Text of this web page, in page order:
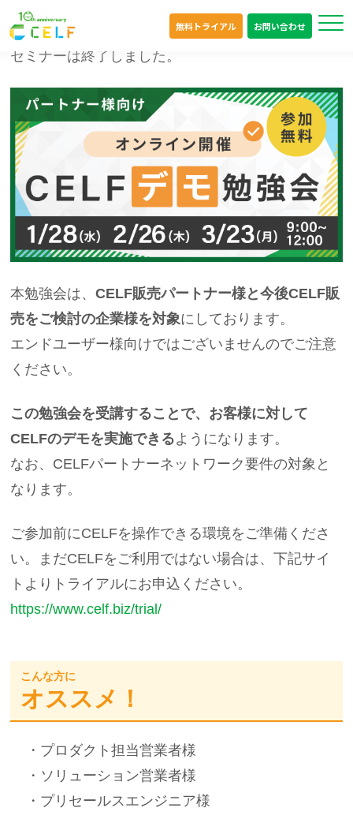
無料トライアル お問い合わせ
オンライン
セミナーは終了しました。
本勉強会は、CELF販売パートナー様と今後CELF販
売をご検討の企業様を対象にしております。
エンドユーザー様向けではございませんのでご注意
ください。
この勉強会を受講することで、お客様に対して
CELFのデモを実施できるようになります。
なお、CELFパートナーネットワーク要件の対象と
なります。
ご参加前にCELFを操作できる環境をご準備くださ
い。まだCELFをご利用ではない場合は、下記サイ
トよりトライアルにお申込ください。
https://www.celf.biz/trial/
こんな方に
オススメ！
・プロダクト担当営業者様
・ソリューション営業者様
・プリセールスエンジニア様